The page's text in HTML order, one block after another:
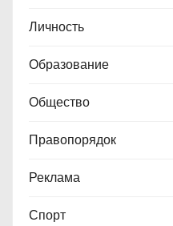
Личность
Образование
Общество
Правопорядок
Реклама
Спорт